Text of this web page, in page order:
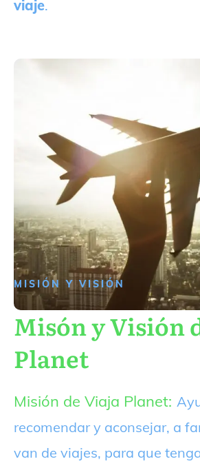
viaje.
MISIÓN Y VISIÓN
Misón y Visión
Planet
Misión de Viaja Planet:
recomendar y aconsejar, a
van de viajes, para que